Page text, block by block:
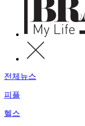
전체뉴스
피플
헬스